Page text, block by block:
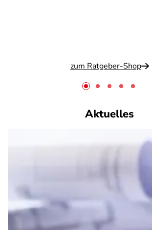
zum Ratgeber-Shop
Aktuelles